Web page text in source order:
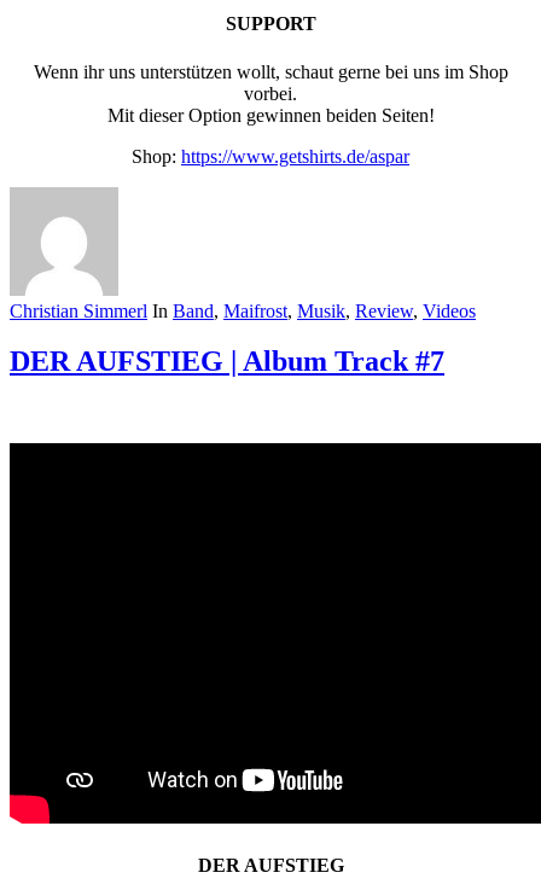
SUPPORT
Wenn ihr uns unterstützen wollt, schaut gerne bei uns im Shop
vorbei.
Mit dieser Option gewinnen beiden Seiten!
Shop: https://www.getshirts.de/aspar
Christian Simmerl In Band, Maifrost, Musik, Review, Videos
DER AUFSTIEG | Album Track #7
DER AUFSTIEG